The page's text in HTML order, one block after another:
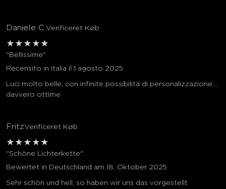
Daniele C. Verificeret Køb
★ ★ ★ ★ ★
"Bellissime"
Recensito in Italia il 1 agosto 2025
Luci molto belle, con infinite possibilità di personalizzazione...
davvero ottime
FritzVerificeret Køb
★ ★ ★ ★ ★
"Schöne Lichterkette"
Bewertet in Deutschland am 18. Oktober 2025
Sehr schön und hell, so haben wir uns das vorgestellt